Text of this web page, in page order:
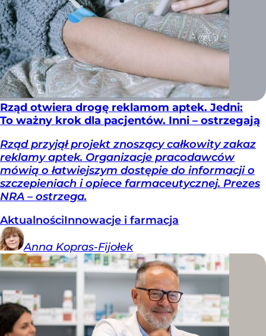
Rząd otwiera drogę reklamom aptek. Jedni:
To ważny krok dla pacjentów. Inni – ostrzegają
Rząd przyjął projekt znoszący całkowity zakaz
reklamy aptek. Organizacje pracodawców
mówią o łatwiejszym dostępie do informacji o
szczepieniach i opiece farmaceutycznej. Prezes
NRA – ostrzega.
AktualnościInnowacje i farmacja
Anna Kopras-Fijołek